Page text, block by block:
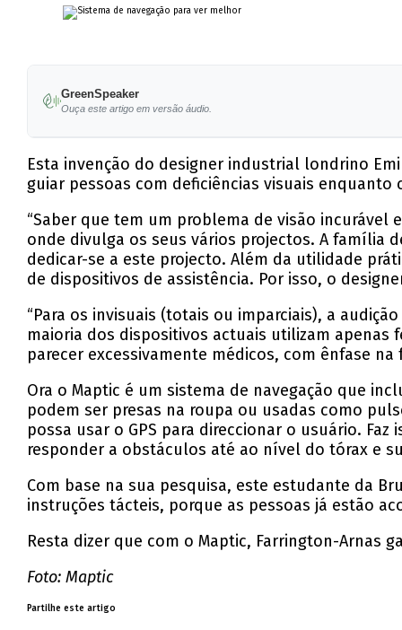
GreenSpeaker
Ouça este artigo em versão áudio.
Esta invenção do designer industrial londrino
guiar pessoas com deficiências visuais
“Saber que tem um problema de visão
onde divulga os seus vários projectos. A família
dedicar-se a este projecto. Além da utilidade
de dispositivos de assistência. Por isso, o
“Para os invisuais (totais ou imparciais), a
maioria dos dispositivos actuais utilizam apenas
parecer excessivamente médicos, com ênfase
Ora o Maptic é um sistema de navegação que
podem ser presas na roupa ou usadas como
possa usar o GPS para direccionar o usuário.
responder a obstáculos até ao nível do tórax e
Com base na sua pesquisa, este estudante da
instruções tácteis, porque as pessoas já estão
Resta dizer que com o Maptic, Farrington-Arnas
Foto: Maptic
Partilhe este artigo